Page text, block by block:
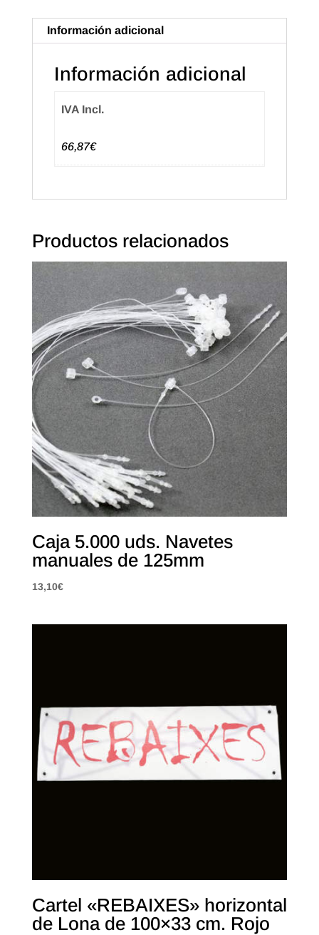
(Marcadora
de
Precios)
cantidad
Información adicional
Información adicional
IVA Incl.
66,87€
Productos relacionados
Caja 5.000 uds. Navetes
manuales de 125mm
13,10€
Cartel «REBAIXES» horizontal
de Lona de 100×33 cm. Rojo